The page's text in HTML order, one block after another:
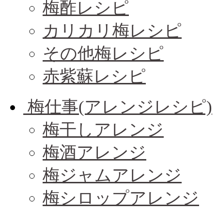
梅酢レシピ
カリカリ梅レシピ
その他梅レシピ
赤紫蘇レシピ
梅仕事(アレンジレシピ)
梅干しアレンジ
梅酒アレンジ
梅ジャムアレンジ
梅シロップアレンジ